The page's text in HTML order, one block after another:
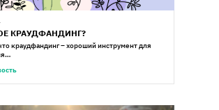
КРАУДФАНДИНГ?
краудфандинг – хороший инструмент для